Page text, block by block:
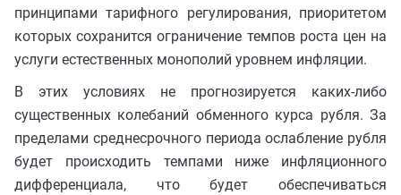
принципами тарифного регулирования, приоритетом
которых сохранится ограничение темпов роста цен на
услуги естественных монополий уровнем инфляции.
В этих условиях не прогнозируется каких-либо
существенных колебаний обменного курса рубля. За
пределами среднесрочного периода ослабление рубля
будет происходить темпами ниже инфляционного
дифференциала, что будет обеспечиваться